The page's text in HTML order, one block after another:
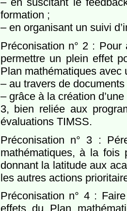
formation ;
– en organisant un suivi
Préconisation n° 2 :
permettre un plein effet
Plan mathématiques avec
– au travers de
– grâce à la création
3, bien reliée aux
évaluations TIMSS.
Préconisation n° 3 :
mathématiques, à la fois
donnant la latitude aux
les autres actions
Préconisation n° 4 :
effets du Plan